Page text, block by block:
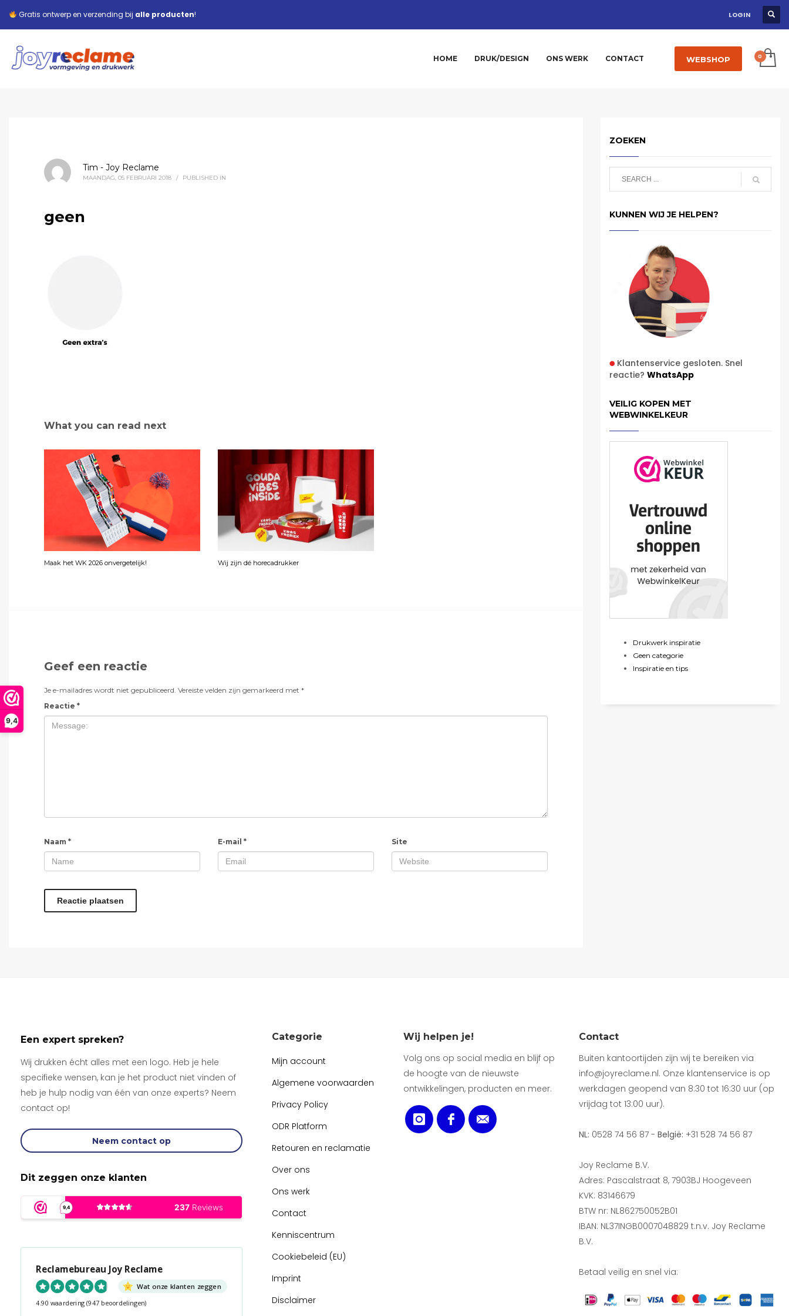
9,4
Gratis ontwerp en verzending bij alle producten! LOGIN
HOME DRUK/DESIGN ONS WERK CONTACT WEBSHOP
Tim - Joy Reclame
MAANDAG, 05 FEBRUARI 2018 / PUBLISHED IN
geen
What you can read next
Maak het WK 2026 onvergetelijk! Wij zijn dé horecadrukker
Geef een reactie
Je e-mailadres wordt niet gepubliceerd. Vereiste velden zijn gemarkeerd met *
Reactie *
Naam * E-mail * Site
ZOEKEN
KUNNEN WIJ JE HELPEN?
Klantenservice gesloten. Snel
reactie? WhatsApp
VEILIG KOPEN MET
WEBWINKELKEUR
Drukwerk inspiratie
Geen categorie
Inspiratie en tips
Een expert spreken?
Wij drukken écht alles met een logo. Heb je hele
specifieke wensen, kan je het product niet vinden of
heb je hulp nodig van één van onze experts? Neem
contact op!
Neem contact op
Dit zeggen onze klanten
Reclamebureau Joy Reclame
Wat onze klanten zeggen
4.90 waardering (947 beoordelingen)
Categorie
Mijn account
Algemene voorwaarden
Privacy Policy
ODR Platform
Retouren en reclamatie
Over ons
Ons werk
Contact
Kenniscentrum
Cookiebeleid (EU)
Imprint
Disclaimer
Wij helpen je!
Volg ons op social media en blijf op
de hoogte van de nieuwste
ontwikkelingen, producten en meer.
Contact
Buiten kantoortijden zijn wij te bereiken via
info@joyreclame.nl. Onze klantenservice is op
werkdagen geopend van 8:30 tot 16:30 uur (op
vrijdag tot 13:00 uur).
NL: 0528 74 56 87 - België: +31 528 74 56 87
Joy Reclame B.V.
Adres: Pascalstraat 8, 7903BJ Hoogeveen
KVK: 83146679
BTW nr: NL862750052B01
IBAN: NL37INGB0007048829 t.n.v. Joy Reclame
B.V.
Betaal veilig en snel via: